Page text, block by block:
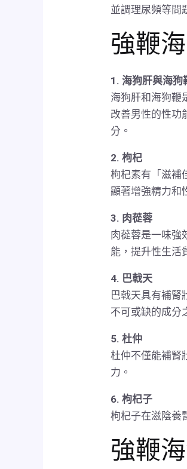
並調理尿頻等問
強鞭
1. 海狗肝與海狗
海狗肝和海狗鞭
改善男性的性功
分。
2. 枸杞
枸杞素有「滋補
顯著增強精力和
3. 肉蓯蓉
肉蓯蓉是一味強
能，提升性生活
4. 巴戟天
巴戟天具有補腎
不可或缺的成分
5. 杜仲
杜仲不僅能補腎
力。
6. 枸杞子
枸杞子在滋陰養
強鞭